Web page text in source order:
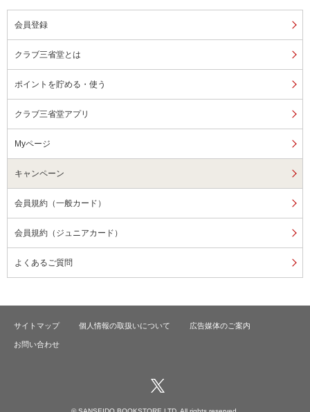
会員登録
クラブ三省堂とは
ポイントを貯める・使う
クラブ三省堂アプリ
Myページ
キャンペーン
会員規約（一般カード）
会員規約（ジュニアカード）
よくあるご質問
サイトマップ 個人情報の取扱いについて 広告媒体のご案内
お問い合わせ